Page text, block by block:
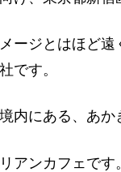
ージとはほど
です。
内にある、あか
アンカフェです。